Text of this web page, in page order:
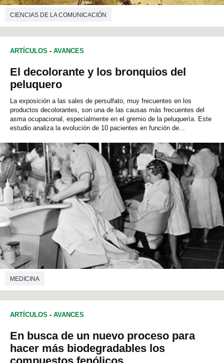
CIENCIAS DE LA COMUNICACIÓN
ARTÍCULOS - AVANCES
El decolorante y los bronquios del
peluquero
La exposición a las sales de persulfato, muy frecuentes en los
productos decolorantes, son una de las causas más frecuentes del
asma ocupacional, especialmente en el gremio de la peluquería. Este
estudio analiza la evolución de 10 pacientes en función de...
MEDICINA
ARTÍCULOS - AVANCES
En busca de un nuevo proceso para
hacer más biodegradables los